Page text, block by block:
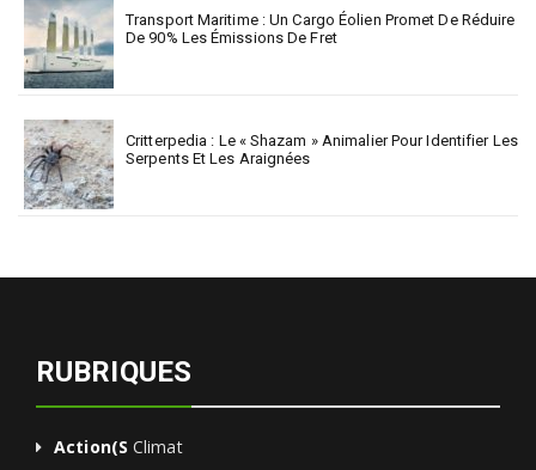
Transport Maritime : Un Cargo Éolien Promet De Réduire
De 90% Les Émissions De Fret
Critterpedia : Le « Shazam » Animalier Pour Identifier Les
Serpents Et Les Araignées
RUBRIQUES
Action(s Climat